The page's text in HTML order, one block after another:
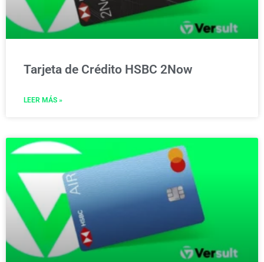
Tarjeta de Crédito HSBC 2Now
LEER MÁS »